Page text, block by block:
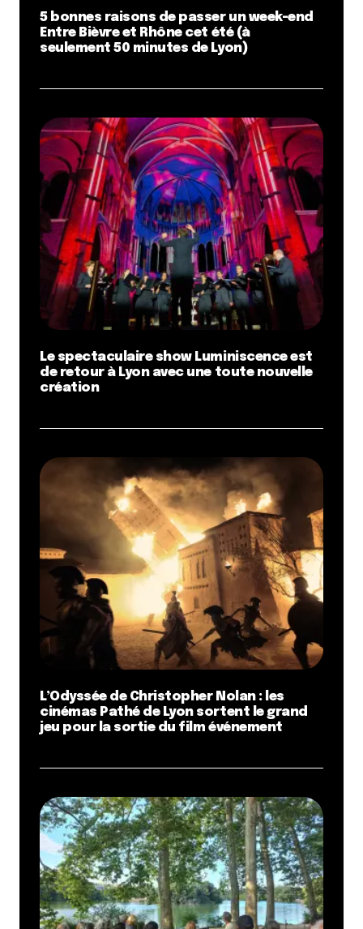
5 bonnes raisons de passer un week-end
Entre Bièvre et Rhône cet été (à
seulement 50 minutes de Lyon)
Le spectaculaire show Luminiscence est
de retour à Lyon avec une toute nouvelle
création
L’Odyssée de Christopher Nolan : les
cinémas Pathé de Lyon sortent le grand
jeu pour la sortie du film événement